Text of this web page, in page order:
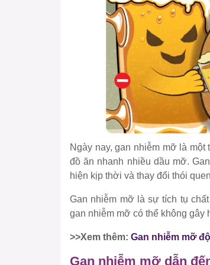
Ngày nay, gan nhiễm mỡ là
đồ ăn nhanh nhiều dầu mỡ.
hiện kịp thời và thay đổi thói
Gan nhiễm mỡ là sự tích tụ
gan nhiễm mỡ có thể không
>>Xem thêm: Gan nhiễm mỡ
Gan nhiễm mỡ dẫn